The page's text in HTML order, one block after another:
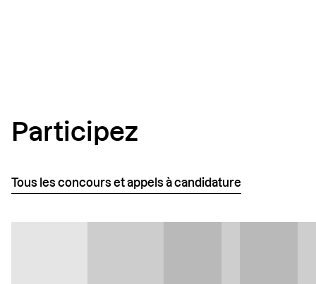
Participez
Tous les concours et appels à candidature